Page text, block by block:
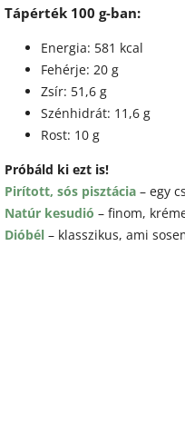
Tápérték 100 g-ban:
Energia: 581 kcal
Fehérje: 20 g
Zsír: 51,6 g
Szénhidrát: 11,6 g
Rost: 10 g
Próbáld ki ezt is!
Pirított, sós pisztácia – egy
Natúr kesudió – finom,
Dióbél – klasszikus, ami